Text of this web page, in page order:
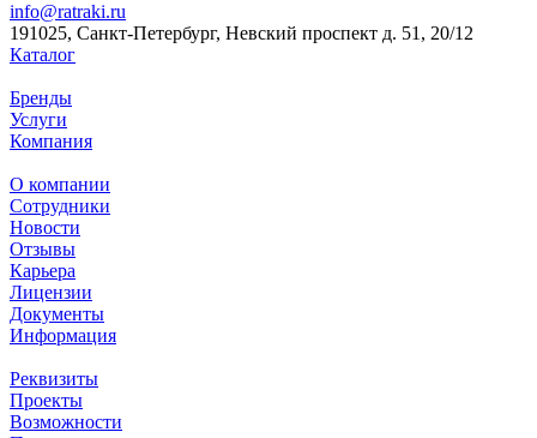
info@ratraki.ru
191025, Санкт-Петербург, Невский проспект д. 51, 20/12
Каталог
Бренды
Услуги
Компания
О компании
Сотрудники
Новости
Отзывы
Карьера
Лицензии
Документы
Информация
Реквизиты
Проекты
Возможности